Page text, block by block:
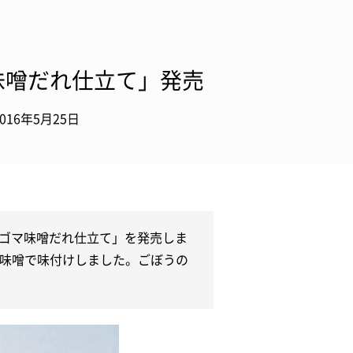
だれ仕立て」発売
年5月25日
マ味噌だれ仕立て」を発売しま
噌で味付けしました。ごぼうの